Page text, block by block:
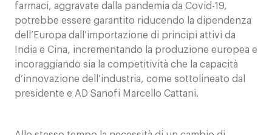
farmaci, aggravate dalla pandemia da Covid-19,
potrebbe essere garantito riducendo la dipendenza
dell’Europa dall’importazione di principi attivi da
India e Cina, incrementando la produzione europea e
incoraggiando sia la competitività che la capacità
d’innovazione dell’industria, come sottolineato dal
presidente e AD Sanofi Marcello Cattani.